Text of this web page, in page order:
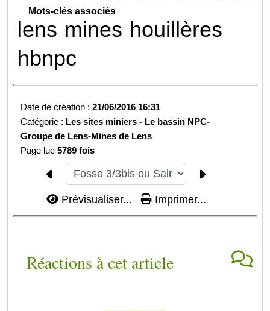
Mots-clés associés
lens mines houillères
hbnpc
Date de création :21/06/2016 16:31
Catégorie : Les sites miniers - Le bassin NPC-
Groupe de Lens-Mines de Lens
Page lue5789 fois
Prévisualiser... Imprimer...
Réactions à cet article